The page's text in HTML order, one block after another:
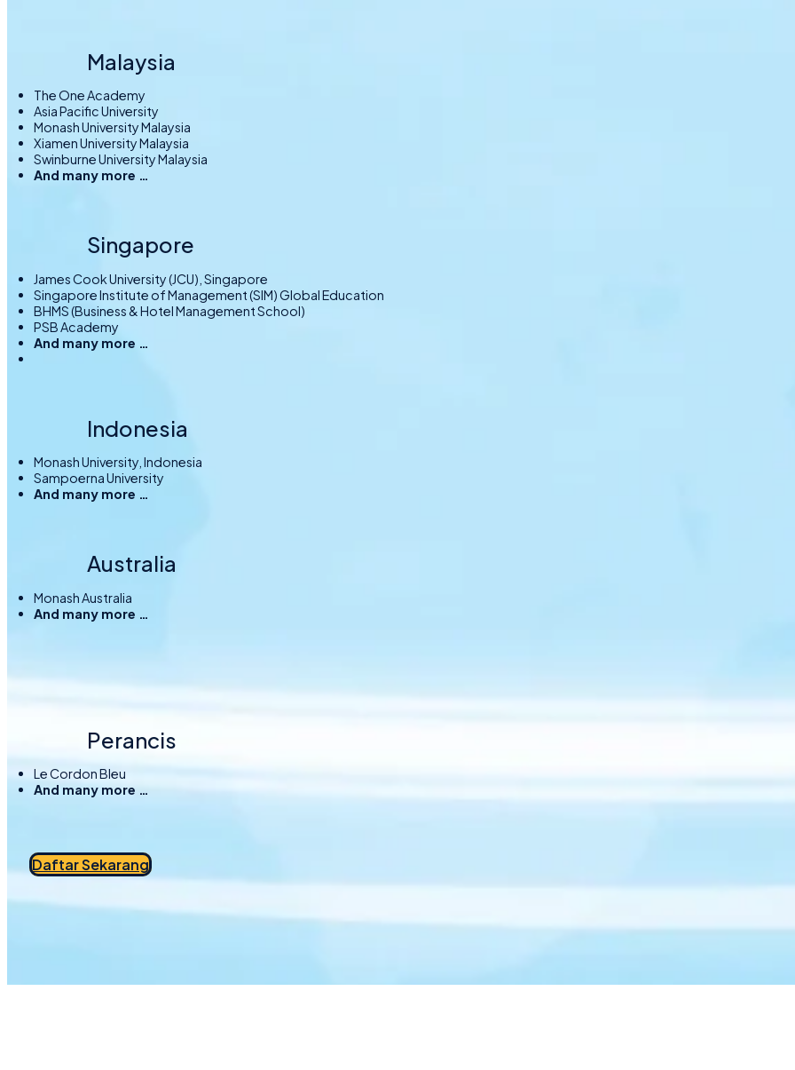
Malaysia
The One Academy
Asia Pacific University
Monash University Malaysia
Xiamen University Malaysia
Swinburne University Malaysia
And many more …
Singapore
James Cook University (JCU), Singapore
Singapore Institute of Management (SIM) Global Education
BHMS (Business & Hotel Management School)
PSB Academy
And many more …
Indonesia
Monash University, Indonesia
Sampoerna University
And many more …
Australia
Monash Australia
And many more …
Perancis
Le Cordon Bleu
And many more …
Daftar Sekarang